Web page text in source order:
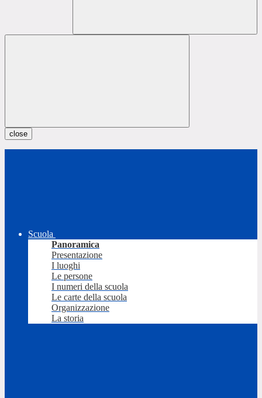
close
Scuola
Panoramica
Presentazione
I luoghi
Le persone
I numeri della scuola
Le carte della scuola
Organizzazione
La storia